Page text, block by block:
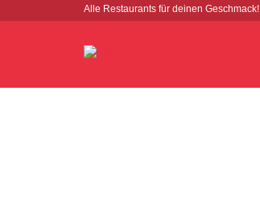
Alle Restaurants für deinen Geschmack!